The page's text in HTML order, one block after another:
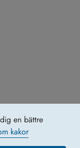
en bättre
kakor